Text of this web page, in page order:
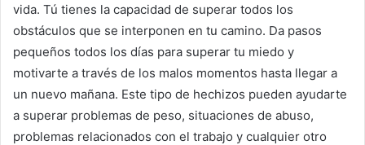
vida. Tú tienes la capacidad de superar todos los
obstáculos que se interponen en tu camino. Da pasos
pequeños todos los días para superar tu miedo y
motivarte a través de los malos momentos hasta llegar a
un nuevo mañana. Este tipo de hechizos pueden ayudarte
a superar problemas de peso, situaciones de abuso,
problemas relacionados con el trabajo y cualquier otro